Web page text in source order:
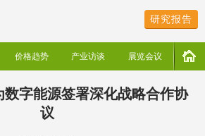
研究报告
价格趋势 产业访谈 展览会议
数字能源签署深化战略合作协
议